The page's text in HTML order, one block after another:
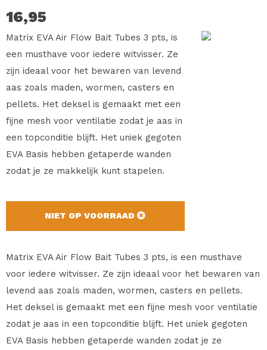
16,95
Matrix EVA Air Flow Bait Tubes 3 pts, is
een musthave voor iedere witvisser. Ze
zijn ideaal voor het bewaren van levend
aas zoals maden, wormen, casters en
pellets. Het deksel is gemaakt met een
fijne mesh voor ventilatie zodat je aas in
een topconditie blijft. Het uniek gegoten
EVA Basis hebben getaperde wanden
zodat je ze makkelijk kunt stapelen.
NIET OP VOORRAAD
Matrix EVA Air Flow Bait Tubes 3 pts, is een musthave
voor iedere witvisser. Ze zijn ideaal voor het bewaren van
levend aas zoals maden, wormen, casters en pellets.
Het deksel is gemaakt met een fijne mesh voor ventilatie
zodat je aas in een topconditie blijft. Het uniek gegoten
EVA Basis hebben getaperde wanden zodat je ze